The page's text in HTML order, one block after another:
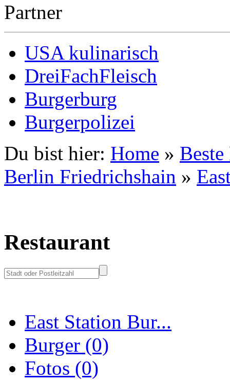
Partner
USA kulinarisch
DreiFachFleisch
Burgerburg
Burgerpolizei
Du bist hier: Home »
Berlin Friedrichshain »
Restaurant
East Station Bur...
Burger (0)
Fotos (0)